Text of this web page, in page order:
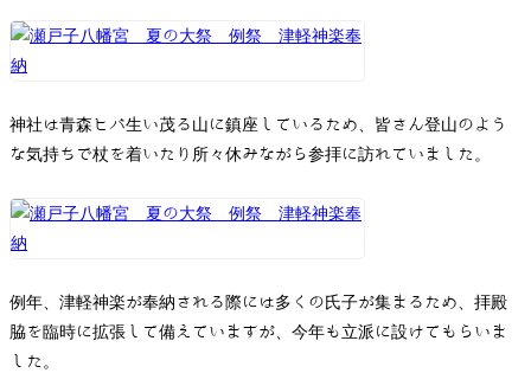
神社は青森ヒバ生い茂る山に鎮座しているため、皆さん登山のよう
な気持ちで杖を着いたり所々休みながら参拝に訪れていました。
例年、津軽神楽が奉納される際には多くの氏子が集まるため、拝殿
脇を臨時に拡張して備えていますが、今年も立派に設けてもらいま
した。